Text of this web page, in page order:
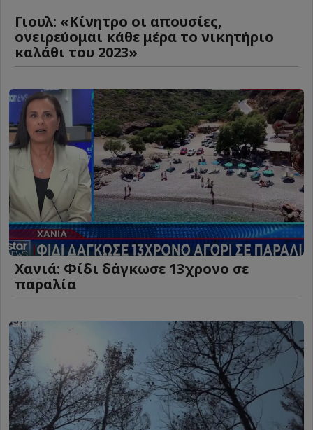
Γιουλ: «Κίνητρο οι απουσίες,
ονειρεύομαι κάθε μέρα το νικητήριο
καλάθι του 2023»
Χανιά: Φίδι δάγκωσε 13χρονο σε
παραλία